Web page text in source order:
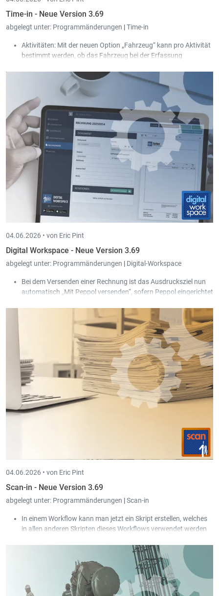
Time-in - Neue Version 3.69
abgelegt unter: Programmänderungen |Time-in
Aktivitäten: Mit der neuen Option „Fahrzeug“ kann pro Aktivität
bestimmt werden, ob das Fahrzeug bei der Erfassung
verpflichtend ist.
04.06.2026 • von Eric Pint
Digital Workspace - Neue Version 3.69
abgelegt unter: Programmänderungen | Digital-Workspace
Bei dem Versenden einer Rechnung ist das Ausdrucksziel nun
automatisch „Mit Peppol versenden“, sofern Peppol eingerichtet
04.06.2026 • von Eric Pint
Scan-in - Neue Version 3.69
abgelegt unter: Programmänderungen |Scan-in
In einem Workflow kann man jetzt ein Skript erstellen, welches
in allen anderen Skripten dieses Workflows verwendet werden
Der Zugang zu E-Mails und Kalendern über die „Exchange Web
Services“-Schnittstelle wird bald von Microsoft abgeschaltet.
Scan-in unterstützt jetzt stattdessen die „Microsoft Graph API“-
Der Zustand des Hakens „Alle Gesellschaften zeigen“ wird pro